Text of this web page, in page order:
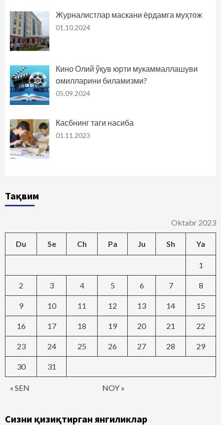
Журналистлар маскани ёрдамга муҳтож
01.10.2024
Кино Олий ўқув юрти мукаммаллашуви
омилларини биламизми?
05.09.2024
Касбнинг таги насиба
01.11.2023
Тақвим
Oktabr 2023
Du Se Ch Pa Ju Sh Ya
« SEN NOY »
1
2 3 4 5 6 7 8
9 10 11 12 13 14 15
16 17 18 19 20 21 22
23 24 25 26 27 28 29
30 31
Сизни қизиқтирган янгиликлар